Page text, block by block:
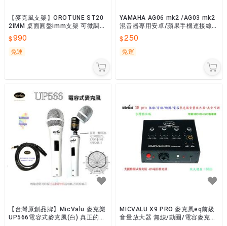
【麥克風支架】OROTUNE ST20
2IMM 桌面圓盤imm支架 可微調版
(可負荷3kg) 網路天空
990
免運
YAMAHA AG06 mk2 /AG03 mk2
混音器專用安卓/蘋果手機連接線
網路天空
250
免運
【台灣原創品牌】MicValu 麥克樂
UP566電容式麥克風(白) 真正的心
MICVALU X9 PRO 麥克風eq前級
音量放大器 無線/動圈/電容麥克風